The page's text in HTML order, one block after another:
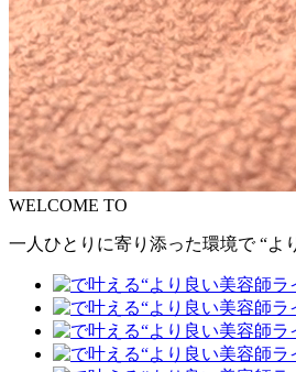
WELCOME TO
一人ひとりに寄り添った環境で “よ